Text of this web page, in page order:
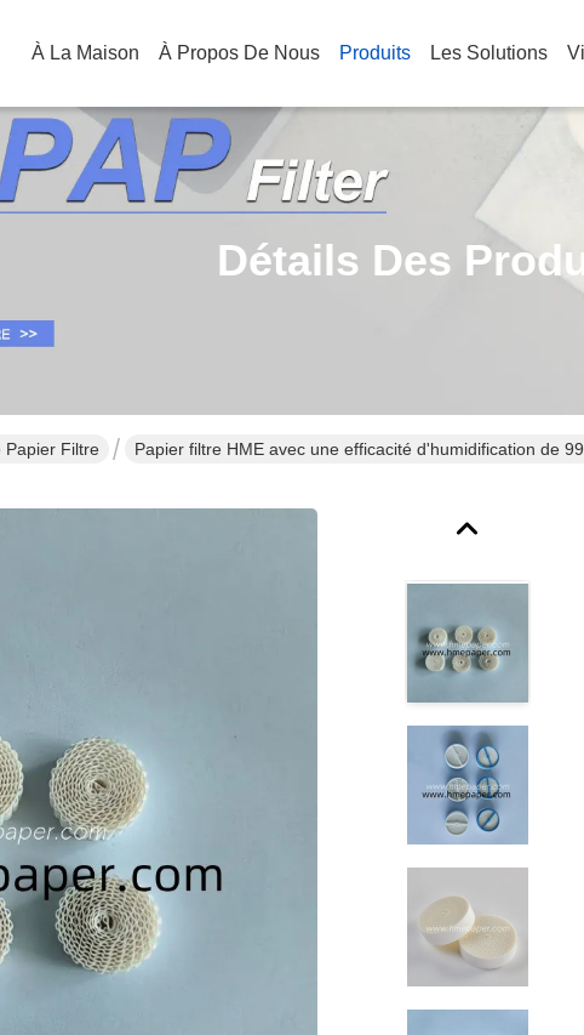
À La Maison À Propos De Nous Produits Les Solutions
Détails Des
Papier Filtre
Papier filtre HME avec une efficacité d'humidification de